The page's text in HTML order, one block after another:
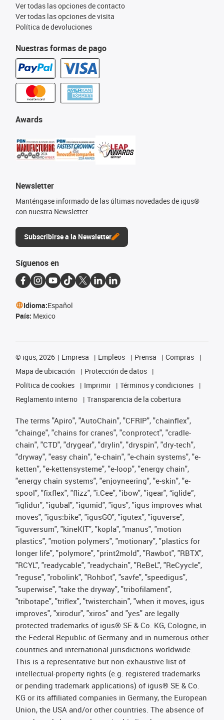
Nuestras formas de pago
Awards
Newsletter
Manténgase informado de las últimas novedades de igus®
con nuestra Newsletter.
Subscribirse a la Newsletter
Ver todas las opciones de contacto
Ver todas las opciones de visita
Política de devoluciones
Síguenos en
Idioma:Español
País: Mexico
© igus, 2026 Empresa Empleos Prensa
Compras
Mapa de ubicación
Protección de datos
Política de cookies
Imprimir
Términos y condiciones
Reglamento interno
Transparencia de la cobertura
The terms "Apiro", "AutoChain", "CFRIP", "chainflex",
"chainge", "chains for cranes", "conprotect", "cradle-
chain", "CTD", "drygear", "drylin", "dryspin", "dry-tech",
"dryway", "easy chain", "e-chain", "e-chain systems", "e-
ketten", "e-kettensysteme", "e-loop", "energy chain",
"energy chain systems", "enjoyneering", "e-skin", "e-
spool", "fixflex", "flizz", "i.Cee", "ibow", "igear", “iglide”,
"iglidur", "igubal", "igumid", "igus", "igus improves what
moves", "igus:bike", "igusGO", "igutex", "iguverse",
"iguversum", "kineKIT", "kopla", "manus", "motion
plastics", "motion polymers", "motionary", "plastics for
longer life", "polymore", "print2mold", "Rawbot", "RBTX",
"RCYL", "readycable", "readychain", "ReBeL", "ReCyycle",
"reguse", "robolink", "Rohbot", "savfe", "speedigus",
"superwise", "take the dryway", "tribofilament",
"tribotape", "triflex", "twisterchain", "when it moves, igus
improves", "xirodur", "xiros" and "yes" are legally
protected trademarks of igus® SE & Co. KG, Cologne, in
the Federal Republic of Germany and in numerous other
countries and international jurisdictions worldwide.
This is a representative but non-exhaustive list of
intellectual-property rights (e.g. registered trademarks
or pending trademark applications) of igus® SE & Co.
KG or its affiliated companies in Germany, the European
Union, the USA and/or other countries. The absence of